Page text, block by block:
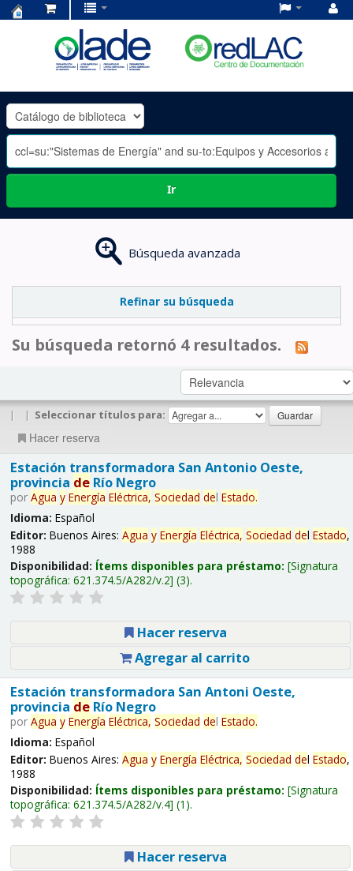
OLADE
-
Ir
Búsqueda avanzada
Refinar su búsqueda
Su búsqueda retornó 4 resultados.
| | Seleccionar títulos para:
Hacer reserva
Estación transformadora San Antonio Oeste,
provincia deRío Negro
por Agua y Energía Eléctrica, Sociedad del Estado.
Idioma: Español
Editor: Buenos Aires: Agua y Energía Eléctrica, Sociedad del Estado,
1988
Disponibilidad: Ítems disponibles para préstamo: Signatura
topográfica: 621.374.5/A282/v.2 (3).
Hacer reserva
Agregar al carrito
Estación transformadora San Antoni Oeste,
provincia deRío Negro
por Agua y Energía Eléctrica, Sociedad del Estado.
Idioma: Español
Editor: Buenos Aires: Agua y Energía Eléctrica, Sociedad del Estado,
1988
Disponibilidad: Ítems disponibles para préstamo: Signatura
topográfica: 621.374.5/A282/v.4 (1).
Hacer reserva